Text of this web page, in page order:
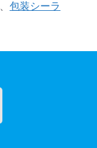
、 包装シーラ